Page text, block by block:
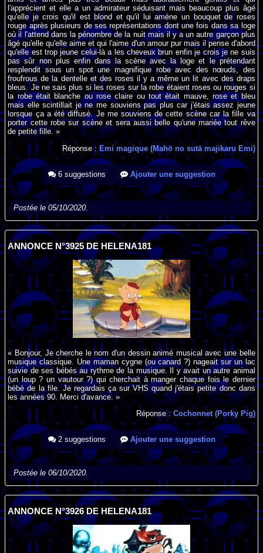
l'apprécient et elle a un admirateur séduisant mais beaucoup plus âgé
qu'elle je crois qu'il est blond et qu'il lui amène un bouquet de roses
rouge après plusieurs de ses représentations dont une fois dans sa loge
où il l'attend dans la pénombre de la nuit mais il y a un autre garçon plus
âgé qu'elle qu'elle aime et qui l'aime d'un amour pur mais il pense d'abord
qu'elle est trop jeune celui-là a les cheveux brun enfin je crois je ne suis
pas sûr non plus enfin dans la scène avec la loge et le prétendant
resplendit sous un spot une magnifique robe avec des nœuds, des
froufrous de la dentelle et des roses il y a même un lit avec des draps
bleus. Je ne sais plus si les roses sur la robe étaient roses ou rouges si
la robe était blanche ou rose claire ou tout était mauve, rose et bleu
mais elle scintillait je ne me souviens pas plus car j'étais assez jeune
lorsque ça a été diffusé. Je me souviens de cette scène car la fille va
porter cette robe sur scène et sera aussi belle qu'une mariée tout rêve
de petite fille. »
Réponse : Emi magique (Mahō no sutā majikaru Emi)
6 suggestions Ajouter une suggestion
Postée le 05/10/2020.
ANNONCE N°3925 DE HELENA181
« Bonjour, Je cherche le nom d'un dessin animé musical avec une belle
musique classique. Une maman cygne (ou canard ?) nageait sur un lac
suivie de ses bébés au rythme de la musique. Il y avait un autre animal
(un loup ? un vautour ?) qui cherchait à manger chaque fois le dernier
bébé de la file. Je regardais ça sur VHS quand j'étais petite donc dans
les années 90. Merci d'avance. »
Réponse : Cochonnet (Porky Pig)
2 suggestions Ajouter une suggestion
Postée le 06/10/2020.
ANNONCE N°3926 DE HELENA181